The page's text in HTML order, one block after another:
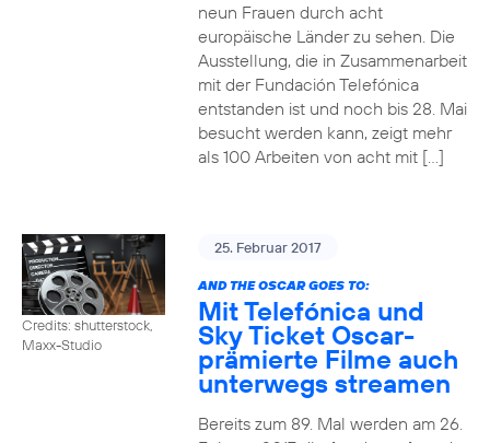
neun Frauen durch acht
europäische Länder zu sehen. Die
Ausstellung, die in Zusammenarbeit
mit der Fundación Telefónica
entstanden ist und noch bis 28. Mai
besucht werden kann, zeigt mehr
als 100 Arbeiten von acht mit […]
Credits: shutterstock,
Maxx-Studio
25. Februar 2017
AND THE OSCAR GOES TO:
Mit Telefónica und
Sky Ticket Oscar-
prämierte Filme auch
unterwegs streamen
Bereits zum 89. Mal werden am 26.